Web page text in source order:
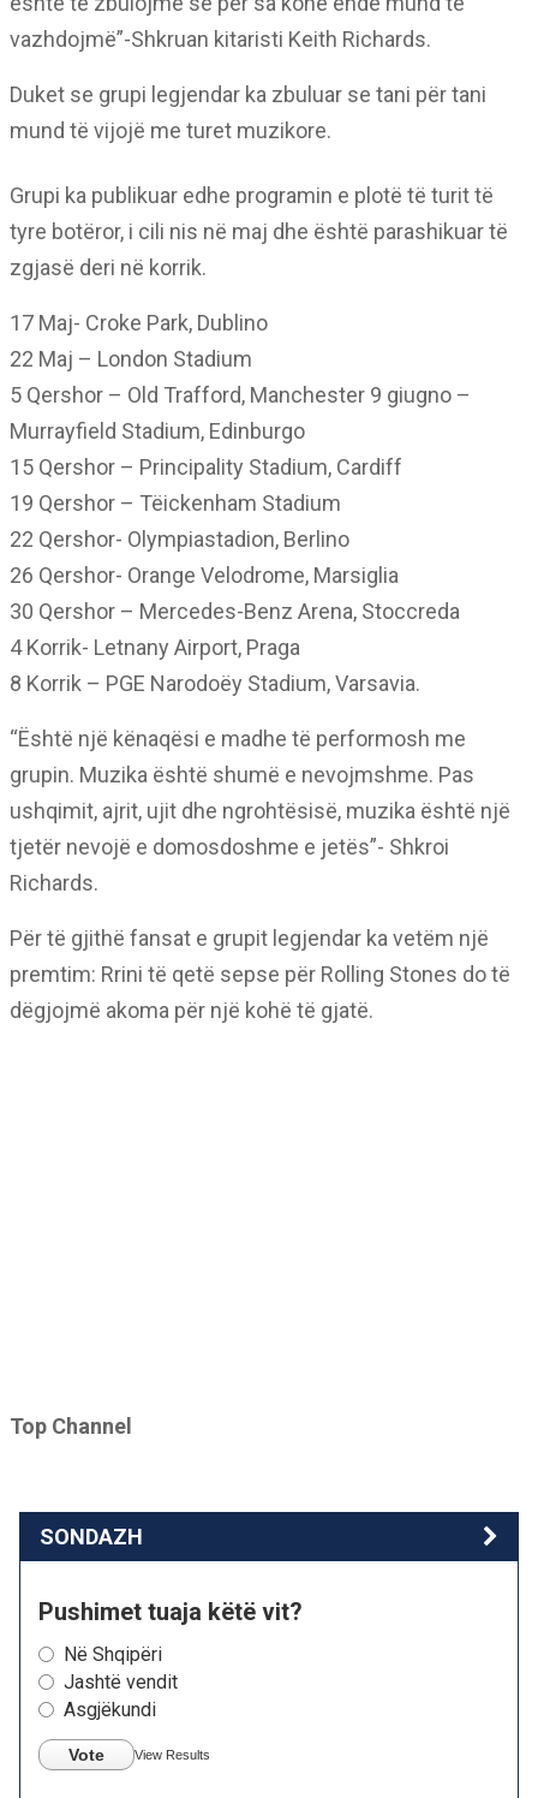
vazhdojmë”-Shkruan kitaristi Keith Richards.
Duket se grupi legjendar ka zbuluar se tani për tani
mund të vijojë me turet muzikore.
Grupi ka publikuar edhe programin e plotë të turit të
tyre botëror, i cili nis në maj dhe është parashikuar të
zgjasë deri në korrik.
17 Maj- Croke Park, Dublino
22 Maj – London Stadium
5 Qershor – Old Trafford, Manchester 9 giugno –
Murrayfield Stadium, Edinburgo
15 Qershor – Principality Stadium, Cardiff
19 Qershor – Tëickenham Stadium
22 Qershor- Olympiastadion, Berlino
26 Qershor- Orange Velodrome, Marsiglia
30 Qershor – Mercedes-Benz Arena, Stoccreda
4 Korrik- Letnany Airport, Praga
8 Korrik – PGE Narodoëy Stadium, Varsavia.
“Është një kënaqësi e madhe të performosh me
grupin. Muzika është shumë e nevojmshme. Pas
ushqimit, ajrit, ujit dhe ngrohtësisë, muzika është një
tjetër nevojë e domosdoshme e jetës”- Shkroi
Richards.
Për të gjithë fansat e grupit legjendar ka vetëm një
premtim: Rrini të qetë sepse për Rolling Stones do të
dëgjojmë akoma për një kohë të gjatë.
Top Channel
SONDAZH
Pushimet tuaja këtë vit?
Në Shqipëri
Jashtë vendit
Asgjëkundi
Vote View Results